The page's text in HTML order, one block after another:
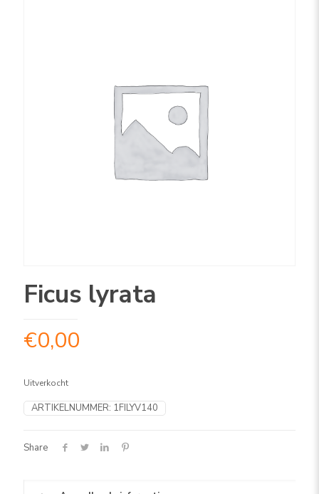
Ficus lyrata
€0,00
Uitverkocht
ARTIKELNUMMER: 1FILYV140
Share